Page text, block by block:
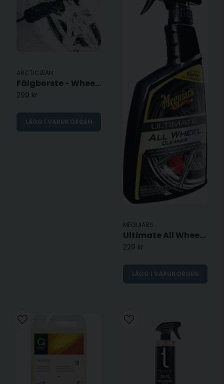
ARCTICLEAN
Fälgborste - Wheel Brush Large
299 kr
LÄGG I VARUKORGEN
MEGUIARS
Ultimate All Wheel Cleaner -709ml
229 kr
LÄGG I VARUKORGEN